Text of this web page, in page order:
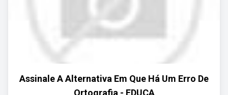
Assinale A Alternativa Em Que Há Um Erro De
Ortografia - EDUCA